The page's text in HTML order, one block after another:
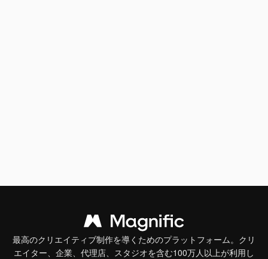
最高のクリエイティブ制作を導くためのプラットフォーム。クリ
エイター、企業、代理店、スタジオを含む100万人以上が利用し